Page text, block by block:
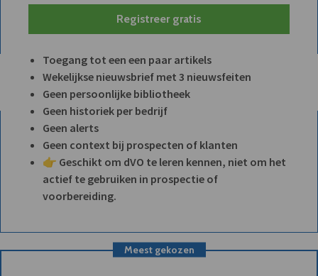
Registreer gratis
Toegang tot een een paar artikels
Wekelijkse nieuwsbrief met 3 nieuwsfeiten
Geen persoonlijke bibliotheek
Geen historiek per bedrijf
Geen alerts
Geen context bij prospecten of klanten
👉 Geschikt om dVO te leren kennen, niet om het
actief te gebruiken in prospectie of
voorbereiding.
Meest gekozen